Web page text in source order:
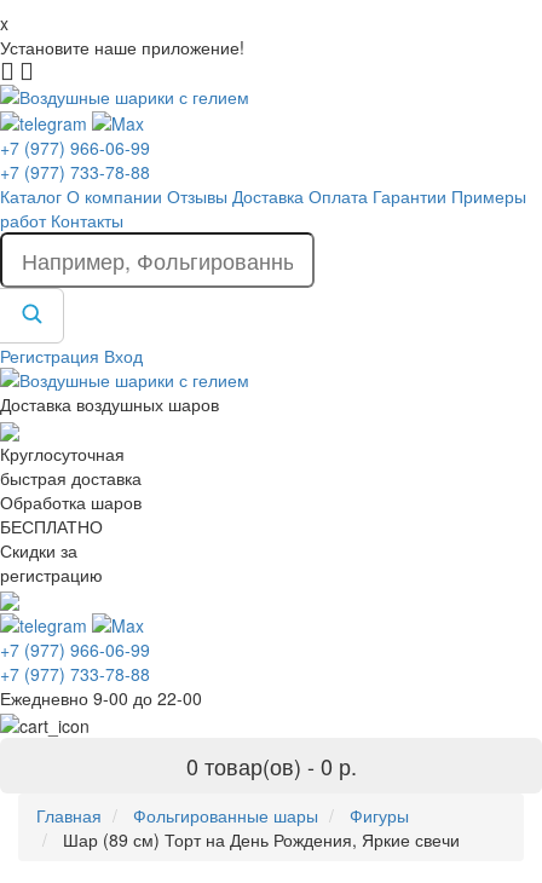
x
Установите наше приложение!
+7 (977) 966-06-99
+7 (977) 733-78-88
Каталог О компании Отзывы Доставка Оплата Гарантии Примеры
работ Контакты
Регистрация Вход
Доставка воздушных шаров
Круглосуточная
быстрая доставка
Обработка шаров
БЕСПЛАТНО
Скидки за
регистрацию
+7 (977) 966-06-99
+7 (977) 733-78-88
Ежедневно 9-00 до 22-00
0 товар(ов) - 0 р.
Главная Фольгированные шары
Фигуры
Шар (89 см) Торт на День Рождения, Яркие свечи